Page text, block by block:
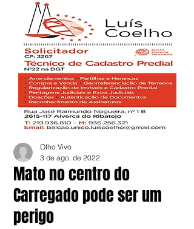
Mato no centro do
Carregado pode ser um
perigo
Olho Vivo
3 de ago. de 2022